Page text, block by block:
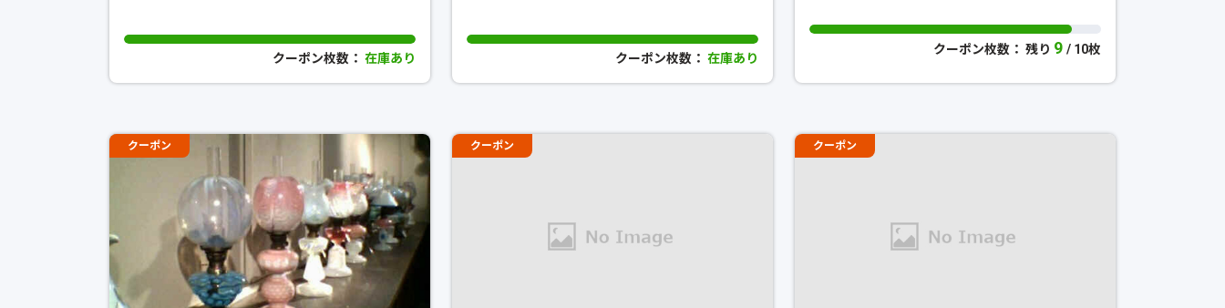
クーポン枚数： 在庫あり クーポン枚数： 在庫あり
クーポン枚数： 残り 9 / 10枚
クーポン クーポン クーポン